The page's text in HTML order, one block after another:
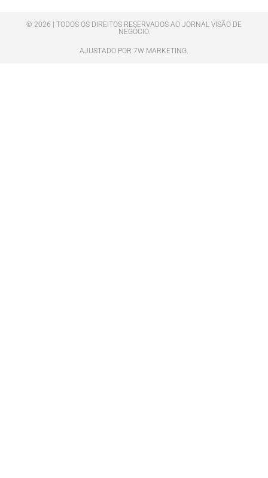
© 2026 | TODOS OS DIREITOS RESERVADOS AO JORNAL VISÃO DE
NEGÓCIO.
AJUSTADO POR 7W MARKETING.